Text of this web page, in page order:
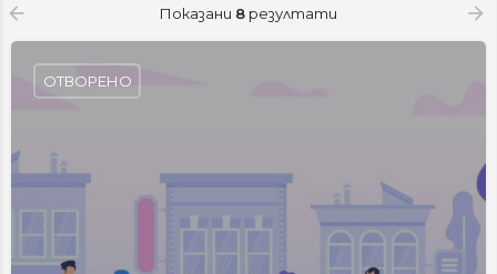
Показани 8 резултати
ОТВОРЕНО